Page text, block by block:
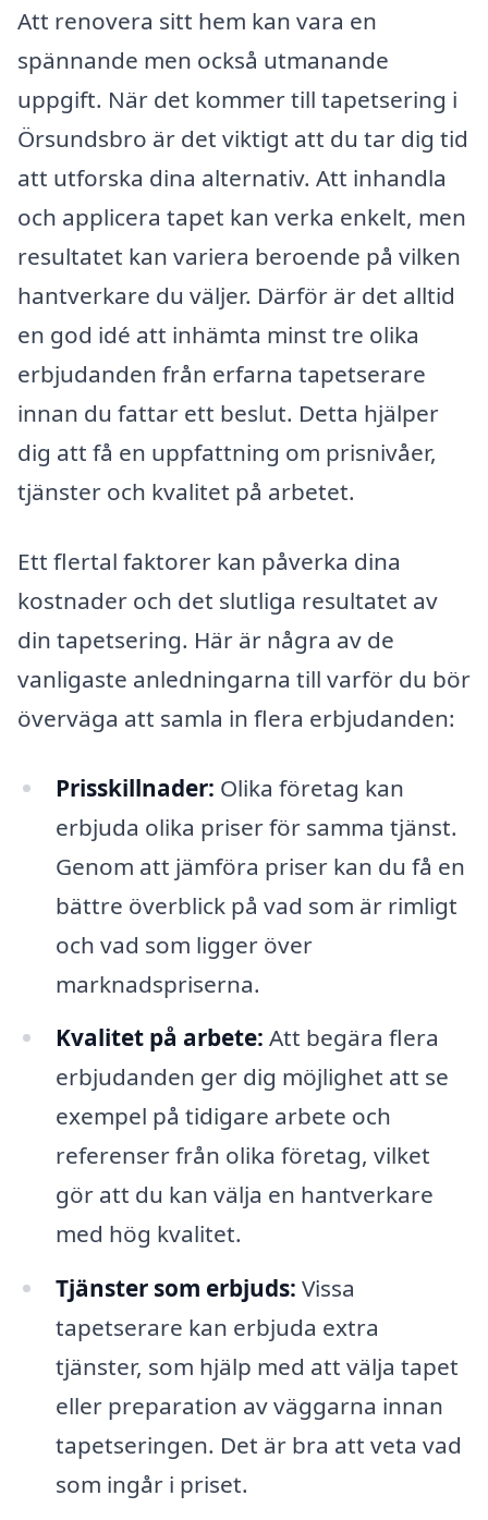
Att renovera sitt hem kan vara en
spännande men också utmanande
uppgift. När det kommer till tapetsering i
Örsundsbro är det viktigt att du tar dig tid
att utforska dina alternativ. Att inhandla
och applicera tapet kan verka enkelt, men
resultatet kan variera beroende på vilken
hantverkare du väljer. Därför är det alltid
en god idé att inhämta minst tre olika
erbjudanden från erfarna tapetserare
innan du fattar ett beslut. Detta hjälper
dig att få en uppfattning om prisnivåer,
tjänster och kvalitet på arbetet.
Ett flertal faktorer kan påverka dina
kostnader och det slutliga resultatet av
din tapetsering. Här är några av de
vanligaste anledningarna till varför du bör
överväga att samla in flera erbjudanden:
Prisskillnader: Olika företag kan
erbjuda olika priser för samma tjänst.
Genom att jämföra priser kan du få en
bättre överblick på vad som är rimligt
och vad som ligger över
marknadspriserna.
Kvalitet på arbete: Att begära flera
erbjudanden ger dig möjlighet att se
exempel på tidigare arbete och
referenser från olika företag, vilket
gör att du kan välja en hantverkare
med hög kvalitet.
Tjänster som erbjuds: Vissa
tapetserare kan erbjuda extra
tjänster, som hjälp med att välja tapet
eller preparation av väggarna innan
tapetseringen. Det är bra att veta vad
som ingår i priset.